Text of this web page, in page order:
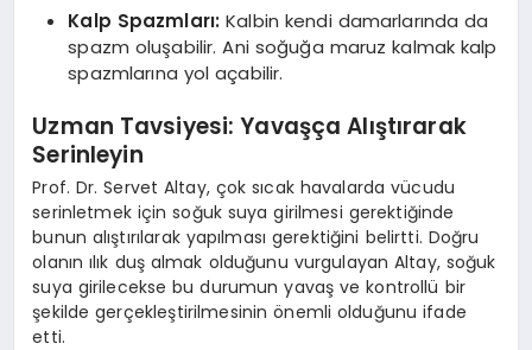
Kalp Spazmları: Kalbin kendi damarlarında da
spazm oluşabilir. Ani soğuğa maruz kalmak kalp
spazmlarına yol açabilir.
Uzman Tavsiyesi: Yavaşça Alıştırarak
Serinleyin
Prof. Dr. Servet Altay, çok sıcak havalarda vücudu
serinletmek için soğuk suya girilmesi gerektiğinde
bunun alıştırılarak yapılması gerektiğini belirtti. Doğru
olanın ılık duş almak olduğunu vurgulayan Altay, soğuk
suya girilecekse bu durumun yavaş ve kontrollü bir
şekilde gerçekleştirilmesinin önemli olduğunu ifade
etti.